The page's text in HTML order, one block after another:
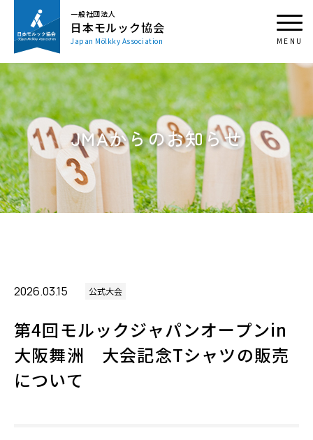
一般社団法人
日本モルック協会
Japan Mölkky Association
JMAからのお知らせ
2026.03.15 公式大会
第4回モルックジャパンオープンin
大阪舞洲 大会記念Tシャツの販売
について